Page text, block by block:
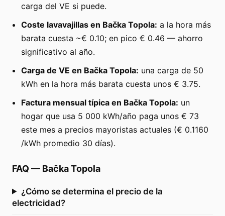
carga del VE si puede.
Coste lavavajillas en Bačka Topola: a la hora más
barata cuesta ~€ 0.10; en pico € 0.46 — ahorro
significativo al año.
Carga de VE en Bačka Topola: una carga de 50
kWh en la hora más barata cuesta unos € 3.75.
Factura mensual típica en Bačka Topola: un
hogar que usa 5 000 kWh/año paga unos € 73
este mes a precios mayoristas actuales (€ 0.1160
/kWh promedio 30 días).
FAQ — Bačka Topola
¿Cómo se determina el precio de la
electricidad?